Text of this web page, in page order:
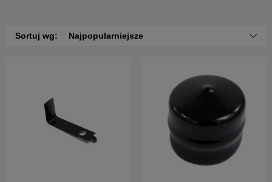
Kliknij tutaj, aby zobaczyć katalog części i listę
Sortuj wg: Najpopularniejsze